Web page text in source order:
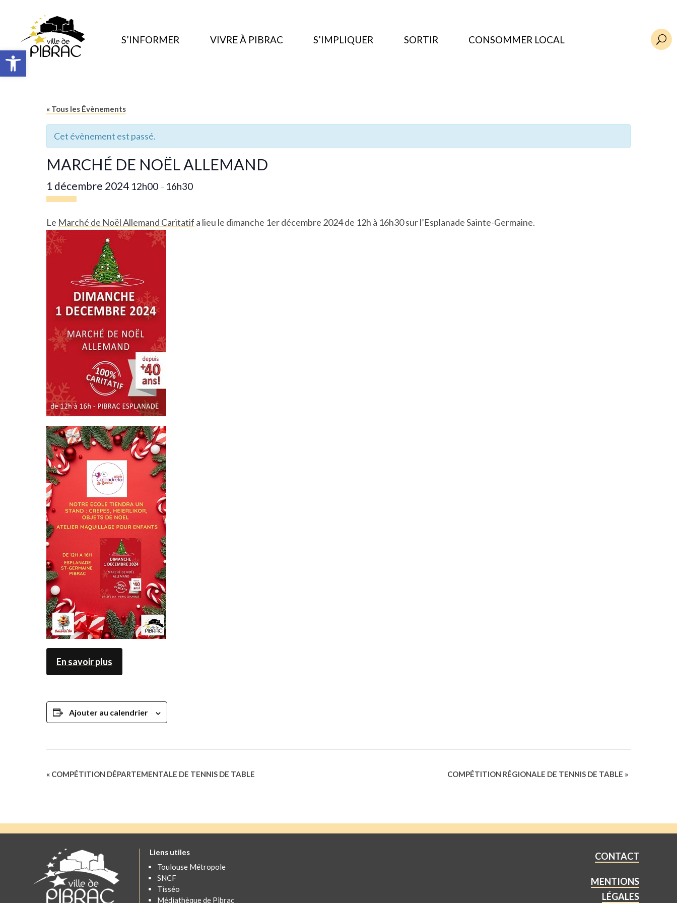
Ouvrir la barre d’outils
S’INFORMER VIVRE À PIBRAC S’IMPLIQUER SORTIR CONSOMMER LOCAL U
« Tous les Évènements
Cet évènement est passé.
MARCHÉ DE NOËL ALLEMAND
1 décembre 2024 12h00 – 16h30
Le Marché de Noël Allemand Caritatif a lieu le dimanche 1er décembre 2024 de 12h à 16h30 sur l’Esplanade Sainte-Germaine.
En savoir plus
Ajouter au calendrier
Navigation
« COMPÉTITION DÉPARTEMENTALE DE TENNIS DE TABLE COMPÉTITION RÉGIONALE DE TENNIS DE TABLE »
Liens utiles
Toulouse Métropole
SNCF
Tisséo
Médiathèque de Pibrac
CONTACT
MENTIONS
LÉGALES